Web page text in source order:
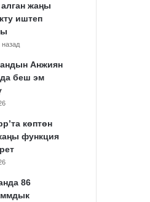
алган жаңы
иштеп
назад
Анжиян
беш эм
көптөн
функция
86